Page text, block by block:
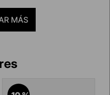
estilo clásico o
MÁS